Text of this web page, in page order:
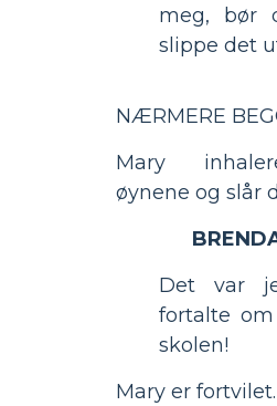
meg, bør
slippe det
NÆRMERE
Mary
øynene og slår
Det var
fortalte
skolen!
Mary er fortvilet.